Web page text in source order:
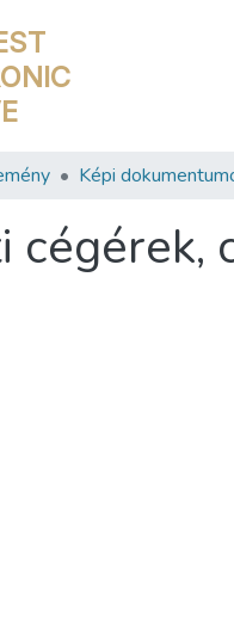
Képi
cégérek,